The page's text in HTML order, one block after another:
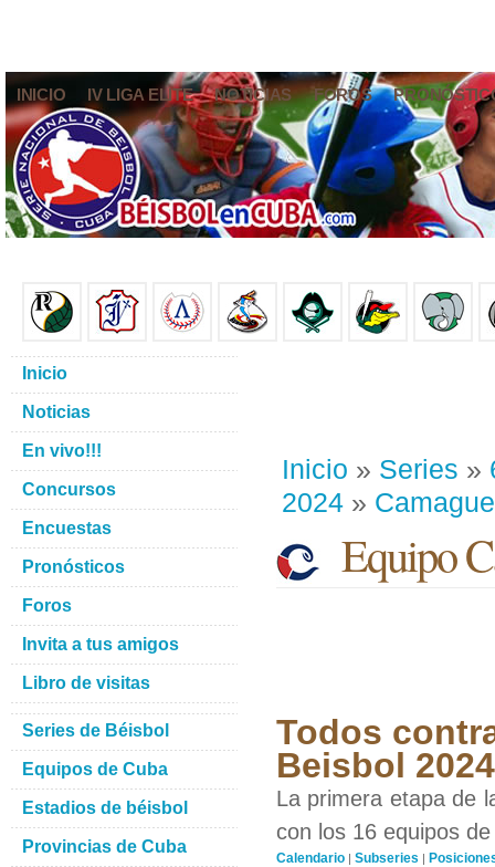
INICIO IV LIGA ELITE NOTICIAS FOROS
Inicio » Series »
2024 »
Equipo
Todos
Beisbol 2024
La primera etapa de
con los 16 equipos
Calendario | Subseries |
Inicio
Noticias
En vivo!!!
Concursos
Encuestas
Pronósticos
Foros
Invita a tus amigos
Libro de visitas
Series de Béisbol
Equipos de Cuba
Estadios de béisbol
Provincias de Cuba